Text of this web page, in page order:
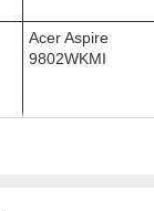
Acer Aspire
9802WKMI